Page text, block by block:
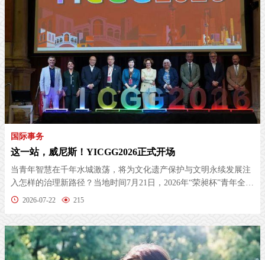
国际事务
这一站，威尼斯！YICGG2026正式开场
当青年智慧在千年水城激荡，将为文化遗产保护与文明永续发展注
入怎样的治理新路径？当地时间7月21日，2026年“荣昶杯”青年全球
治理...2026-07-22 215